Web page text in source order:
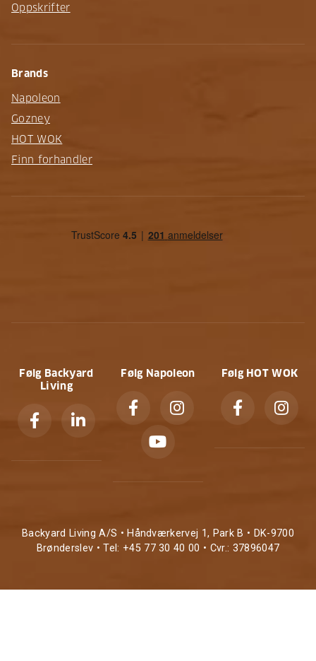
Oppskrifter
Brands
Napoleon
Gozney
HOT WOK
Finn forhandler
Følg Backyard
Living
Følg Napoleon Følg HOT WOK
Backyard Living A/S • Håndværkervej 1, Park B • DK-9700
Brønderslev • Tel: +45 77 30 40 00 • Cvr.: 37896047